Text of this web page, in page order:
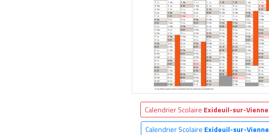
Calendrier Scolaire Exideuil-sur-Vienne
Calendrier Scolaire Exideuil-sur-Vienne